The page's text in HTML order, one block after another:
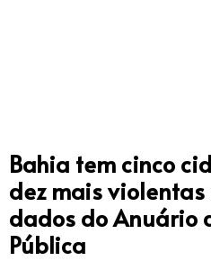
Bahia tem cinco
dez mais
dados do Anuário
Pública